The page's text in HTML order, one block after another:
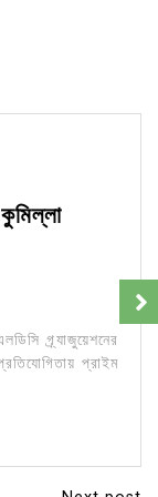
গ্র্যাজুয়েশনের
প্রাইম